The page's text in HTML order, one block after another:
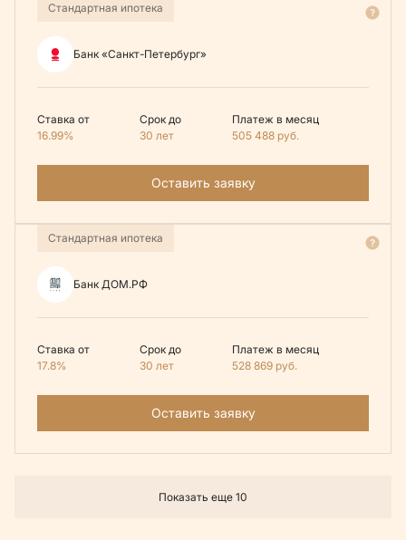
Стандартная ипотека
Банк «Санкт-Петербург»
Ставка от
16.99%
Срок до
30 лет
Платеж в месяц
505 488 руб.
Оставить заявку
Стандартная ипотека
Банк ДОМ.РФ
Ставка от
17.8%
Срок до
30 лет
Платеж в месяц
528 869 руб.
Оставить заявку
Показать еще 10